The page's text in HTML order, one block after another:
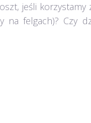
jeśli
na felgach)? Czy